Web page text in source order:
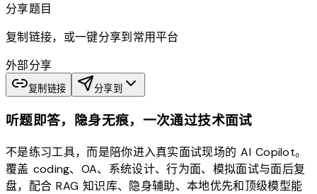
分享题目
复制链接，或一键分享到常用平台
外部分享
复制链接 分享到
听题即答，隐身无痕，一次通过技术面试
不是练习工具，而是陪你进入真实面试现场的 AI Copilot。
覆盖 coding、OA、系统设计、行为面、模拟面试与面后复
盘，配合 RAG 知识库、隐身辅助、本地优先和顶级模型能